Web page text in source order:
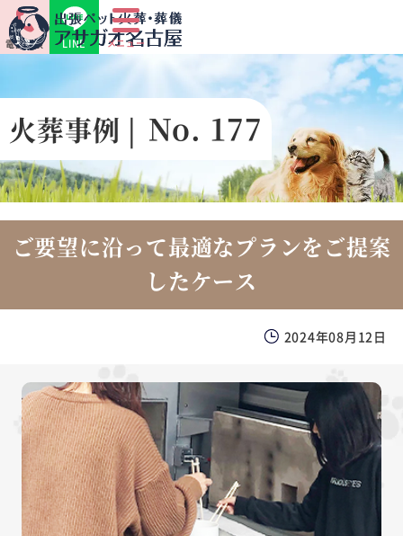
電話相談 LINE メニュー
火葬事例 | No. 177
ご要望に沿って最適なプランをご提案
したケース
2024年08月12日